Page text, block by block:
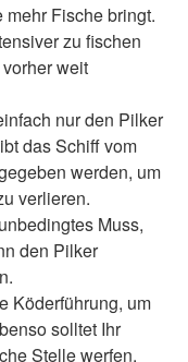
mehr Fische bringt.
zu fischen
weit
nur den Pilker
das Schiff vom
werden, um
verlieren.
Muss,
den Pilker
Köderführung, um
solltet Ihr
Stelle werfen.